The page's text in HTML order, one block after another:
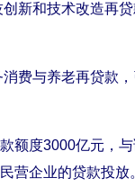
和技术改造再贷
与养老再贷款，
度3000亿元，与
营企业的贷款投放